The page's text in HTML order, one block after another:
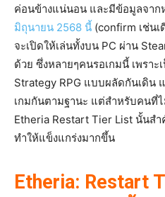
ค่อนข้างแน่นอน และมีข้อมูลจาก
มิถุนายน 2568 นี้ (confirm เช่นเ
จะเปิดให้เล่นทั้งบน PC ผ่าน
ด้วย ซึ่งหลายๆคนรอเกมนี้ เพรา
Strategy RPG แบบผลัดกันเดิน
เกมกันตามฐานะ แต่สำหรับคนที่
Etheria Restart Tier List นั้นส
ทำให้แข็งแกร่งมากขึ้น
Etheria: Restart